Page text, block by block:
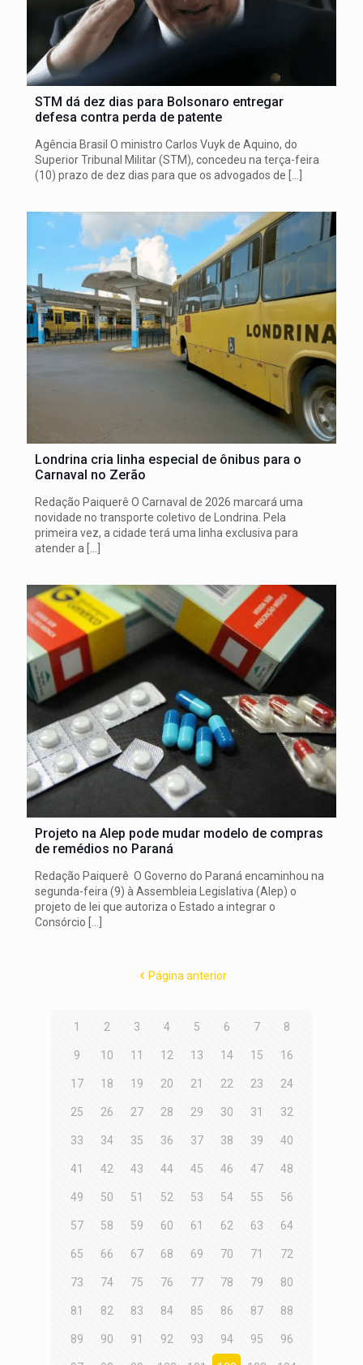
STM dá dez dias para Bolsonaro entregar
defesa contra perda de patente
Agência Brasil O ministro Carlos Vuyk de Aquino, do
Superior Tribunal Militar (STM), concedeu na terça-feira
(10) prazo de dez dias para que os advogados de […]
Londrina cria linha especial de ônibus para o
Carnaval no Zerão
Redação Paiquerê O Carnaval de 2026 marcará uma
novidade no transporte coletivo de Londrina. Pela
primeira vez, a cidade terá uma linha exclusiva para
atender a
Projeto na Alep pode mudar modelo de compras
de remédios no Paraná
Redação Paiquerê O Governo do Paraná encaminhou na
segunda-feira (9) à Assembleia Legislativa (Alep) o
projeto de lei que autoriza o Estado a integrar o
Consórcio […]
Página anterior
1 2 3 4 5 6 7 8
9 10 11 12 13 14 15 16
17 18 19 20 21 22 23 24
25 26 27 28 29 30 31 32
33 34 35 36 37 38 39 40
41 42 43 44 45 46 47 48
49 50 51 52 53 54 55 56
57 58 59 60 61 62 63 64
65 66 67 68 69 70 71 72
73 74 75 76 77 78 79 80
81 82 83 84 85 86 87 88
89 90 91 92 93 94 95 96